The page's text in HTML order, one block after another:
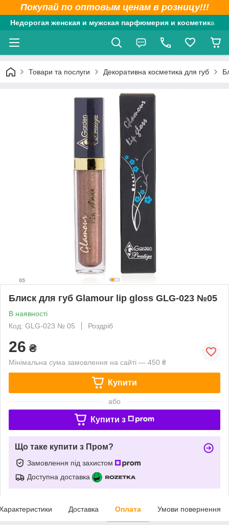
Покупай по оптовым ценам в розницу!!!
Недорогая женская и мужская парфюмерия и косметика
Товари та послуги Декоративна косметика для губ
Блиск для губ Glamour lip gloss GLG-023 №05
В наявності
Код: GLG-023 № 05
Роздріб
26 ₴
Мінімальна сума замовлення на сайті — 450 ₴
Купити
або
Купити з
Що таке купити з Пром?
Замовлення під захистом
Доступна доставка
Доставка Оплата Умови повернення